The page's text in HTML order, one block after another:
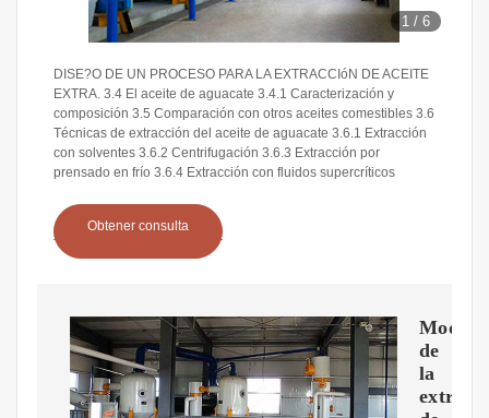
1 /6
DISE?O DE UN PROCESO PARA LA EXTRACCIóN DE ACEITE
EXTRA. 3.4 El aceite de aguacate 3.4.1 Caracterización y
composición 3.5 Comparación con otros aceites comestibles 3.6
Técnicas de extracción del aceite de aguacate 3.6.1 Extracción
con solventes 3.6.2 Centrifugación 3.6.3 Extracción por
prensado en frío 3.6.4 Extracción con fluidos supercríticos
Obtener consulta
de
la